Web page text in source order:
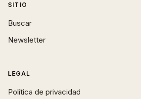
SITIO
Buscar
Newsletter
LEGAL
Política de privacidad